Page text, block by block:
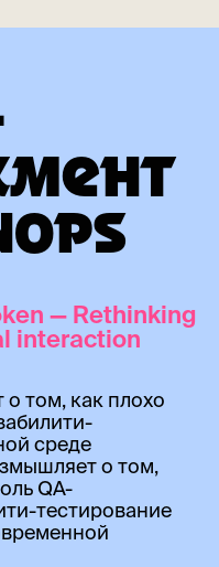
— Rethinking
interaction
о том, как плохо
среде
о том,
QA-
тестирование